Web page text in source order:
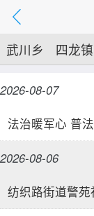
武川乡 四龙镇
2026-08-07
2026-08-06